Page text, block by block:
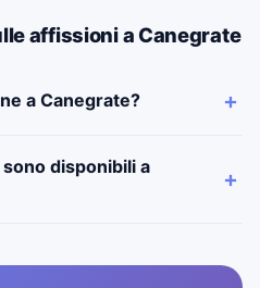
affissioni a Canegrate
a Canegrate?
disponibili a